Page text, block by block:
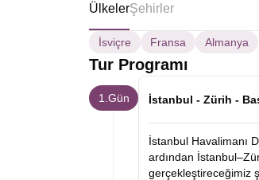
ÜlkelerŞehirler
İsviçre Fransa Almanya
Tur Programı
1.Gün İstanbul - Zürih -
İstanbul Havalimanı
ardından
gerçekleştireceğimiz